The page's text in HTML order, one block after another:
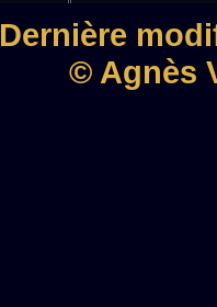
Dernière
© Agnès